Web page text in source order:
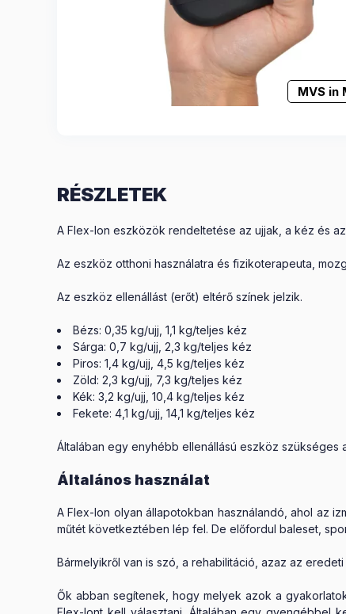
MVS in
RÉSZLETEK
A Flex-Ion eszközök rendeltetése az ujjak, a kéz és
Az eszköz otthoni használatra és fizikoterapeuta,
Az eszköz ellenállást (erőt) eltérő színek jelzik.
Bézs: 0,35 kg/ujj, 1,1 kg/teljes kéz
Sárga: 0,7 kg/ujj, 2,3 kg/teljes kéz
Piros: 1,4 kg/ujj, 4,5 kg/teljes kéz
Zöld: 2,3 kg/ujj, 7,3 kg/teljes kéz
Kék: 3,2 kg/ujj, 10,4 kg/teljes kéz
Fekete: 4,1 kg/ujj, 14,1 kg/teljes kéz
Általában egy enyhébb ellenállású eszköz
Általános használat
A Flex-Ion olyan állapotokban használandó, ahol az
műtét következtében lép fel. De előfordul baleset,
Bármelyikről van is szó, a rehabilitáció, azaz az
Ők abban segítenek, hogy melyek azok a